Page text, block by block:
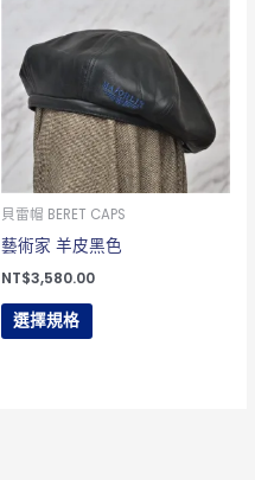
項
貝雷帽 BERET CAPS
藝術家 羊皮黑色
NT$3,580.00
選擇規格
品
有
多
種
款
式。
可
在
產
品
頁